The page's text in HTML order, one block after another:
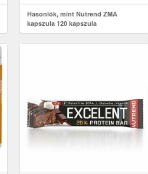
Hasonlók, mint Nutrend ZMA
kapszula 120 kapszula